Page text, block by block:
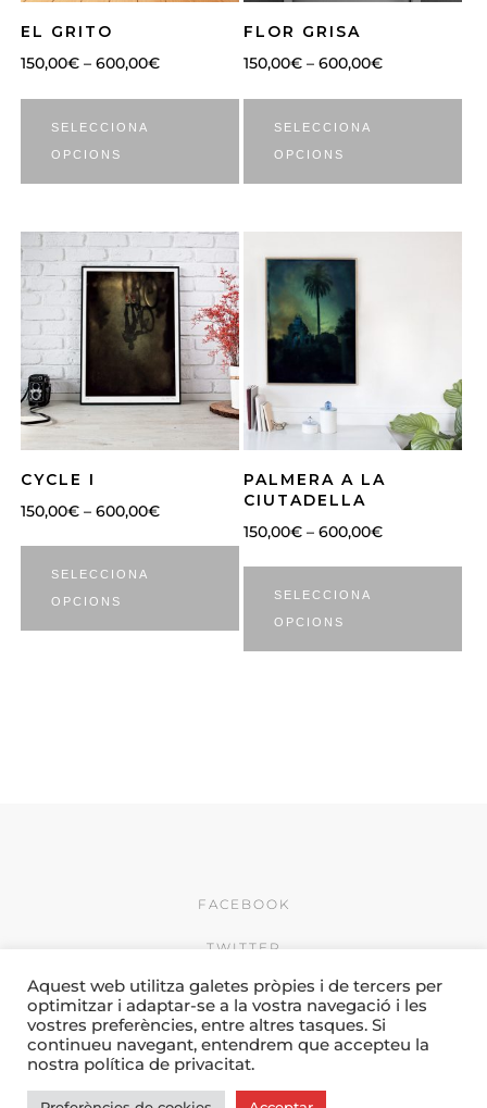
EL GRITO
150,00€ – 600,00€
SELECCIONA
OPCIONS
FLOR GRISA
150,00€ – 600,00€
SELECCIONA
OPCIONS
CYCLE I
150,00€ – 600,00€
SELECCIONA
OPCIONS
PALMERA A LA
CIUTADELLA
150,00€ – 600,00€
SELECCIONA
OPCIONS
FACEBOOK
TWITTER
INSTAGRAM
© 2026 by Creativitat i
Comunicació Camí & Porres
Aquest web utilitza galetes pròpies i de tercers per
optimitzar i adaptar-se a la vostra navegació i les
vostres preferències, entre altres tasques. Si
continueu navegant, entendrem que accepteu la
nostra política de privacitat.